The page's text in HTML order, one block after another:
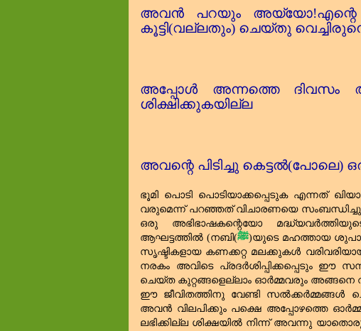
അവൻ പറയും അയ്യോ!എന്റെ
കൂട്ടി(വല്ലതും) ചെയ്തു
അപ്പോൾ അന്നത്തെ ദിവസം
ശിക്ഷിക്കുകയില്ല
അവന്റെ പിടിച്ചു കെട്ടൽ(പോലെ)
ഭൂമി പൊടി പൊടിയാക്കപ്പെടുക എന്നത്‌
വരുമെന്ന് പറഞ്ഞത്‌ വിചാരണയെ
ഒരു അഭിഭാഷകന്റെയോ
ആഘട്ടത്തിൽ (നബി(ﷺ)യുടെ മഹത്തായ
സൃഷ്ടികളായ കണക്കറ്റ മലക്കുകൾ
നരകം അവിടെ പ്രദർശിപ്പിക്കപ്പെടും ഈ
ചെയ്ത കുറ്റങ്ങളെല്ലാം ഓർമ്മവരും അങ്ങനെ
ഈ ജീവിതത്തിനു വേണ്ടി സൽക്കർമ്മങ്ങൾ
അവൻ വിലപിക്കും പക്ഷെ അപ്പോഴത്തെ
ലഭിക്കില്ല ശിക്ഷയിൽ നിന്ന് അവന്നു